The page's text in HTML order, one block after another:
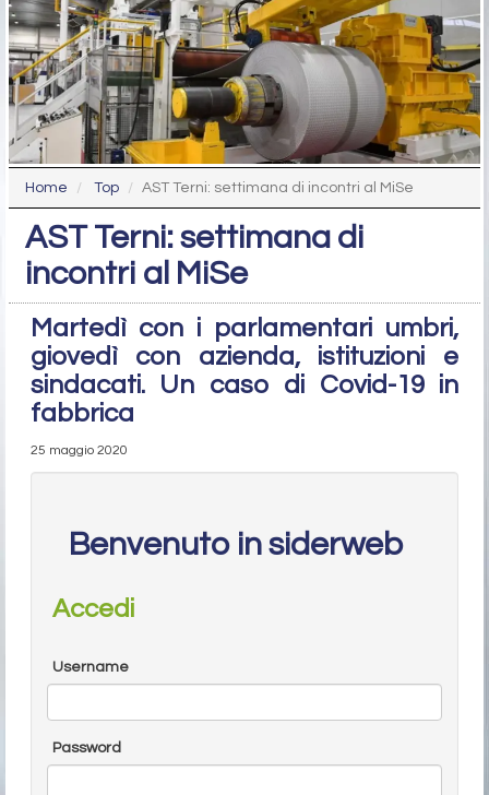
Home Top AST Terni: settimana di incontri al MiSe
AST Terni: settimana di
incontri al MiSe
Martedì con i parlamentari umbri,
giovedì con azienda, istituzioni e
sindacati. Un caso di Covid-19 in
fabbrica
25 maggio 2020
Benvenuto in siderweb
Accedi
Username
Password